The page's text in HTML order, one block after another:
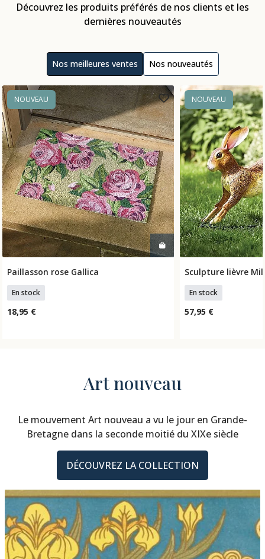
Découvrez les produits préférés de nos clients et les
dernières nouveautés
Nos meilleures ventes Nos nouveautés
NOUVEAU
Ajouter Au Panier
Paillasson rose Gallica
En stock
18,95 €
NOUVEAU
Ajouter
Sculpture lièvre
En stock
57,95 €
Art nouveau
Le mouvement Art nouveau a vu le jour en Grande-
Bretagne dans la seconde moitié du XIXe siècle
DÉCOUVREZ LA COLLECTION